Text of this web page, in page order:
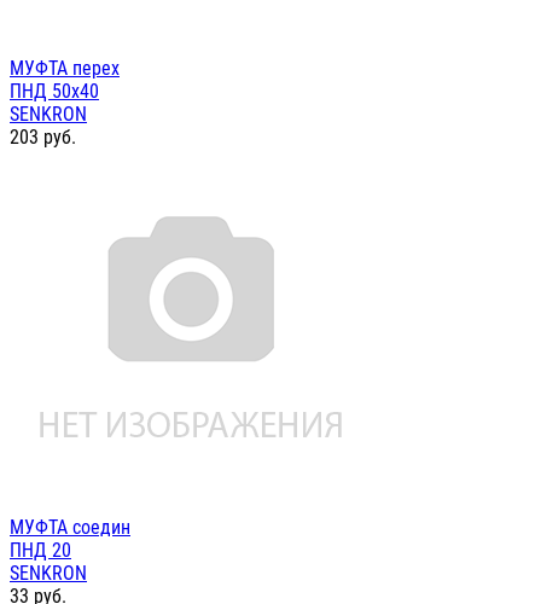
МУФТА перех
ПНД 50х40
SENKRON
203 руб.
МУФТА соедин
ПНД 20
SENKRON
33 руб.